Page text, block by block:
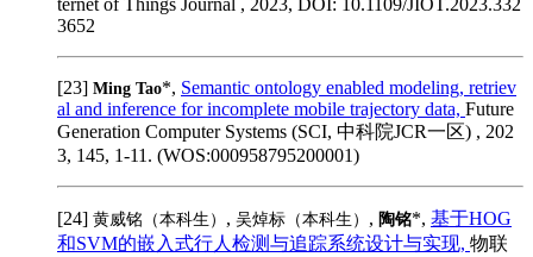
ternet of Things Journal , 2023, DOI: 10.1109/JIOT.2023.332
3652
[23] Ming Tao*, Semantic ontology enabled modeling, retriev
al and inference for incomplete mobile trajectory data, Future
Generation Computer Systems (SCI, 中科院JCR一区) , 202
3, 145, 1-11. (WOS:000958795200001)
[24] 黄威铭（本科生） , 吴焯标（本科生） , 陶铭*, 基于HOG
和SVM的嵌入式行人检测与追踪系统设计与实现, 物联